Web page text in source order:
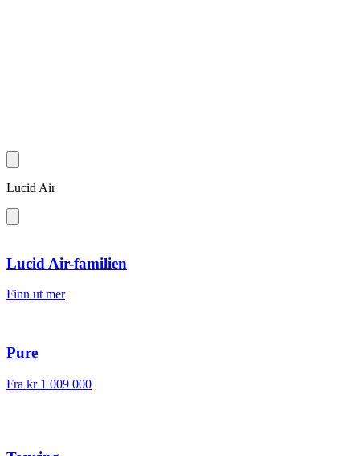
Lucid Air
Lucid Air-familien
Finn ut mer
Pure
Fra kr 1 009 000